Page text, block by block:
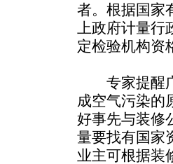
者。根据国家
上政府计量
定检验机构资
专家提醒广
成空气污染的
好事先与装修
量要找有国家
业主可根据装